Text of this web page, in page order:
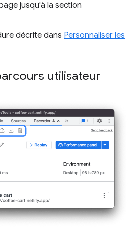
jusqu'à la section
décrite dans Personnaliser les
utilisateur